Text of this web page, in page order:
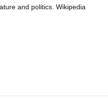
and politics. Wikipedia